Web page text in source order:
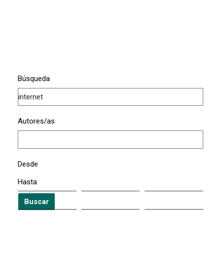
Búsqueda
Autores/as
Desde
Hasta
Buscar